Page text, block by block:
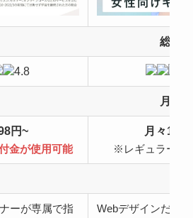
総合
4.8
月額
円~
金が使用可能
月々
※レギュラープ
ーが専属で指
Webデザインだけ